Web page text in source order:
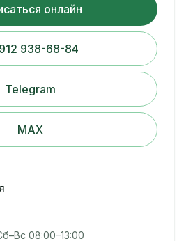
онлайн
938-68-84
Telegram
MAX
08:00–13:00